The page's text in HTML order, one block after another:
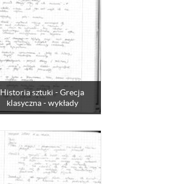
Historia sztuki - Grecja
klasyczna - wykłady